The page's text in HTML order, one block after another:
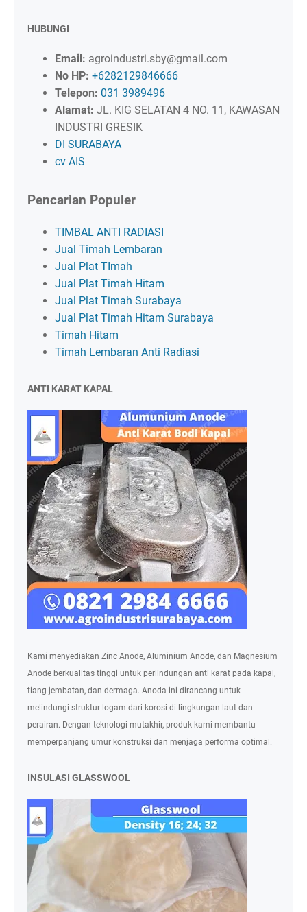
HUBUNGI
Email: agroindustri.sby@gmail.com
No HP: +6282129846666
Telepon: 031 3989496
Alamat: JL. KIG SELATAN 4 NO. 11, KAWASAN
INDUSTRI GRESIK
DI SURABAYA
cv AIS
Pencarian Populer
TIMBAL ANTI RADIASI
Jual Timah Lembaran
Jual Plat TImah
Jual Plat Timah Hitam
Jual Plat Timah Surabaya
Jual Plat Timah Hitam Surabaya
Timah Hitam
Timah Lembaran Anti Radiasi
ANTI KARAT KAPAL
Kami menyediakan Zinc Anode, Aluminium Anode, dan Magnesium
Anode berkualitas tinggi untuk perlindungan anti karat pada kapal,
tiang jembatan, dan dermaga. Anoda ini dirancang untuk
melindungi struktur logam dari korosi di lingkungan laut dan
perairan. Dengan teknologi mutakhir, produk kami membantu
memperpanjang umur konstruksi dan menjaga performa optimal.
INSULASI GLASSWOOL